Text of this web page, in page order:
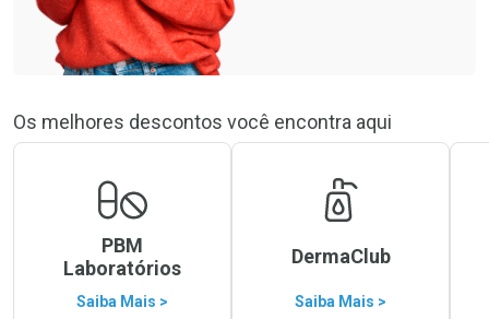
Os melhores descontos você encontra aqui
PBM
Laboratórios
Saiba Mais >
DermaClub
Saiba Mais >